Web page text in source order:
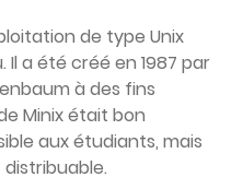
de type Unix
a été créé en 1987 par
à des fins
Minix était bon
aux étudiants, mais